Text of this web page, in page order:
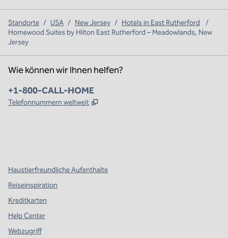
Standorte / USA / New Jersey / Hotels in East Rutherford
/
Homewood Suites by Hilton East Rutherford – Meadowlands, New
Jersey
Wie können wir Ihnen helfen?
Telefon:
+1-800-CALL-HOME
Telefonnummern weltweit ,
Haustierfreundliche Aufenthalte
Reiseinspiration
Kreditkarten
Help Center
Webzugriff